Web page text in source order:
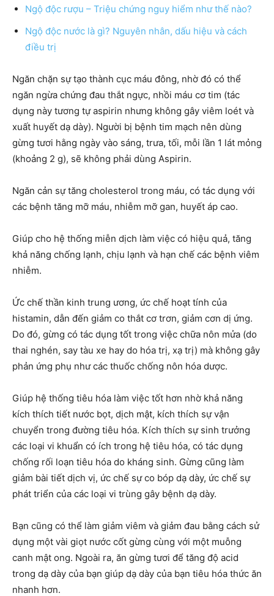
Ngộ độc rượu – Triệu chứng nguy hiểm như thế nào?
Ngộ độc nước là gì? Nguyên nhân, dấu hiệu và cách
điều trị
Ngăn chặn sự tạo thành cục máu đông, nhờ đó có thể
ngăn ngừa chứng đau thắt ngực, nhồi máu cơ tim (tác
dụng này tương tự aspirin nhưng không gây viêm loét và
xuất huyết dạ dày). Người bị bệnh tim mạch nên dùng
gừng tươi hằng ngày vào sáng, trưa, tối, mỗi lần 1 lát mỏng
(khoảng 2 g), sẽ không phải dùng Aspirin.
Ngăn cản sự tăng cholesterol trong máu, có tác dụng với
các bệnh tăng mỡ máu, nhiễm mỡ gan, huyết áp cao.
Giúp cho hệ thống miễn dịch làm việc có hiệu quả, tăng
khả năng chống lạnh, chịu lạnh và hạn chế các bệnh viêm
nhiễm.
Ức chế thần kinh trung ương, ức chế hoạt tính của
histamin, dẫn đến giảm co thắt cơ trơn, giảm cơn dị ứng.
Do đó, gừng có tác dụng tốt trong việc chữa nôn mửa (do
thai nghén, say tàu xe hay do hóa trị, xạ trị) mà không gây
phản ứng phụ như các thuốc chống nôn hóa dược.
Giúp hệ thống tiêu hóa làm việc tốt hơn nhờ khả năng
kích thích tiết nước bọt, dịch mật, kích thích sự vận
chuyển trong đường tiêu hóa. Kích thích sự sinh trưởng
các loại vi khuẩn có ích trong hệ tiêu hóa, có tác dụng
chống rối loạn tiêu hóa do kháng sinh. Gừng cũng làm
giảm bài tiết dịch vị, ức chế sự co bóp dạ dày, ức chế sự
phát triển của các loại vi trùng gây bệnh dạ dày.
Bạn cũng có thể làm giảm viêm và giảm đau bằng cách sử
dụng một vài giọt nước cốt gừng cùng với một muỗng
canh mật ong. Ngoài ra, ăn gừng tươi để tăng độ acid
trong dạ dày của bạn giúp dạ dày của bạn tiêu hóa thức ăn
nhanh hơn.